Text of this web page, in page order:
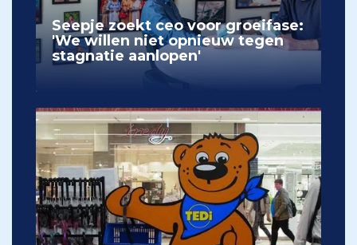
Seepje zoekt ceo voor groeifase:
'We willen niet opnieuw tegen
stagnatie aanlopen'